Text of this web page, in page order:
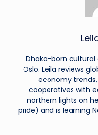
Dhaka-born
Oslo. Leila reviews
economy
cooperatives with
northern lights on
pride) and is learning